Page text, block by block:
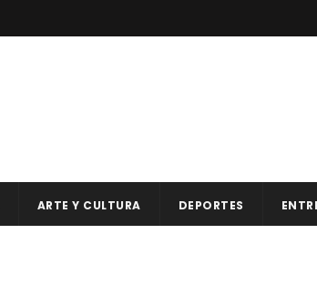
ARTE Y CULTURA DEPORTES